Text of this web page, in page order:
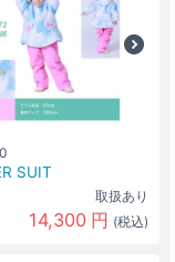
SUIT
取扱あり
14,300 円 (税込)